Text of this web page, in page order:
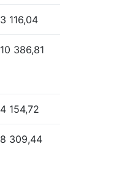
3 116,04
10 386,81
4 154,72
8 309,44